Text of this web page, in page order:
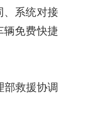
、系统对接
辆免费快捷
部救援协调